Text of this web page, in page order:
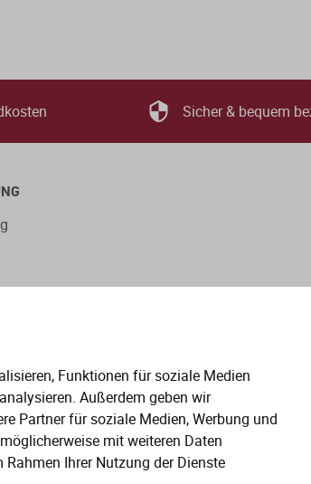
Funktionen für soziale Medien
Außerdem geben wir
Partner für soziale Medien, Werbung und
mit weiteren Daten
Ihrer Nutzung der Dienste
Sicher & bequem
der Sprachformen männlich, weiblich und
für alle Geschlechter.